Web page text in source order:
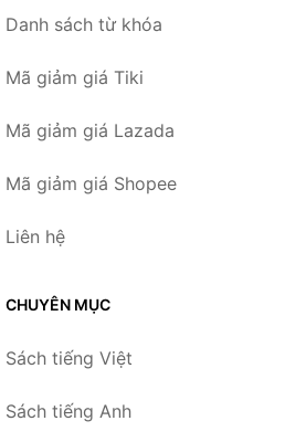
Danh sách từ khóa
Mã giảm giá Tiki
Mã giảm giá Lazada
Mã giảm giá Shopee
Liên hệ
CHUYÊN MỤC
Sách tiếng Việt
Sách tiếng Anh